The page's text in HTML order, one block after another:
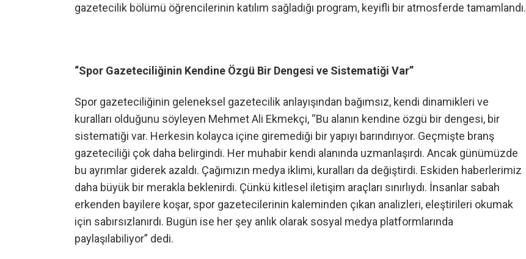
gazetecilik bölümü öğrencilerinin katılım sağladığı program, keyifli bir atmosferde tamamlandı.
“Spor Gazeteciliğinin Kendine Özgü Bir Dengesi ve Sistematiği Var”
Spor gazeteciliğinin geleneksel gazetecilik anlayışından bağımsız, kendi dinamikleri ve
kuralları olduğunu söyleyen Mehmet Ali Ekmekçi, “Bu alanın kendine özgü bir dengesi, bir
sistematiği var. Herkesin kolayca içine giremediği bir yapıyı barındırıyor. Geçmişte branş
gazeteciliği çok daha belirgindi. Her muhabir kendi alanında uzmanlaşırdı. Ancak günümüzde
bu ayrımlar giderek azaldı. Çağımızın medya iklimi, kuralları da değiştirdi. Eskiden haberlerimiz
daha büyük bir merakla beklenirdi. Çünkü kitlesel iletişim araçları sınırlıydı. İnsanlar sabah
erkenden bayilere koşar, spor gazetecilerinin kaleminden çıkan analizleri, eleştirileri okumak
için sabırsızlanırdı. Bugün ise her şey anlık olarak sosyal medya platformlarında
paylaşılabiliyor” dedi.